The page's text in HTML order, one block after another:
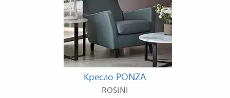
Кресло PONZA
ROSINI